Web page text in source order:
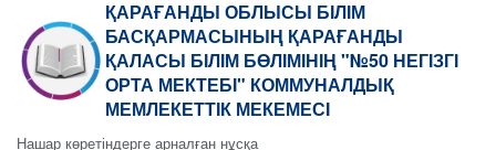
ҚАРАҒАНДЫ ОБЛЫСЫ БІЛІМ
БАСҚАРМАСЫНЫҢ ҚАРАҒАНДЫ
ҚАЛАСЫ БІЛІМ БӨЛІМІНІҢ "№50 НЕГІЗГІ
ОРТА МЕКТЕБІ" КОММУНАЛДЫҚ
МЕМЛЕКЕТТІК МЕКЕМЕСІ
Нашар көретіндерге арналған нұсқа